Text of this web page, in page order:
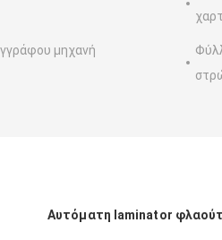
μηχανή
Αυτόματη laminator